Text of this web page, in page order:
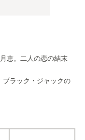
恵。二人の恋の結末
ラック・ジャックの